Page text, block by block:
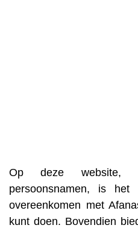
Op deze website,
persoonsnamen, is
overeenkomen met
kunt doen. Bovendien